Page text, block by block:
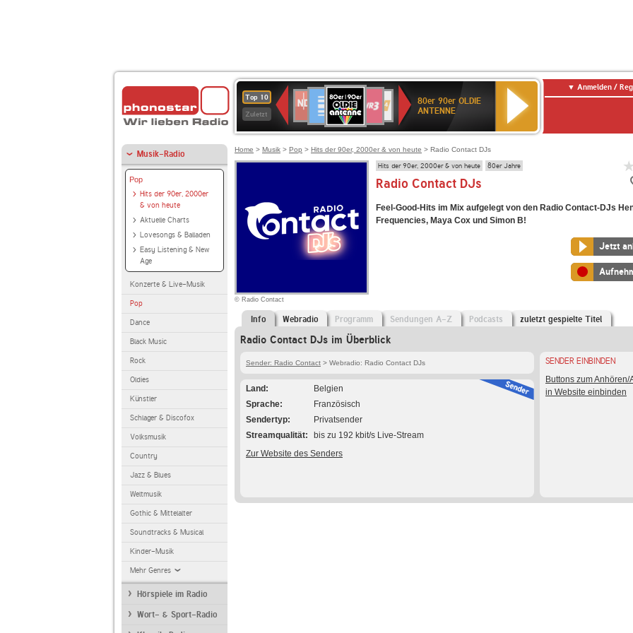
Top 10
Zuletzt
Deutschlandfunk
80er
90er
OLDIE
ANTENNE
SWR3
SWR
Kultur
NDR
2
80er 90er OLDIE
ANTENNE
Anmelden /
Musik-Radio
Pop
Hits der 90er, 2000er
& von heute
Aktuelle Charts
Lovesongs & Balladen
Easy Listening & New
Age
Konzerte & Live-Musik
Pop
Dance
Black Music
Rock
Oldies
Künstler
Schlager & Discofox
Volksmusik
Country
Jazz & Blues
Weltmusik
Gothic & Mittelalter
Soundtracks & Musical
Kinder-Musik
Mehr Genres
Hörspiele im Radio
Wort- & Sport-Radio
Home > Musik > Pop > Hits der 90er, 2000er & von heute > Radio Contact DJs
© Radio Contact
Hits der 90er, 2000er & von heute 80er Jahre
Radio Contact DJs
Feel-Good-Hits im Mix aufgelegt von den Radio Contact-DJs
Frequencies, Maya Cox und Simon B!
Jetzt
Info Webradio Programm Sendungen A-Z Podcasts zuletzt gespielte Titel
Radio Contact DJs im Überblick
Sender: Radio Contact > Webradio: Radio Contact DJs
Land
Belgien
Sprache
Französisch
Sendertyp
Privatsender
Streamqualität
bis zu 192 kbit/s Live-Stream
Zur Website des Senders
SENDER EINBINDEN
Buttons zum Anhören/
in Website einbinden